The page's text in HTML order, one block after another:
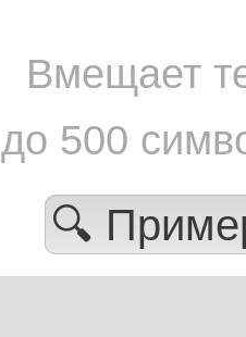
Вмещает
до 500
🔍